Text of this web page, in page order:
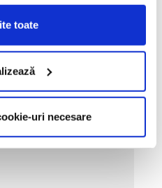
toate
uri necesare